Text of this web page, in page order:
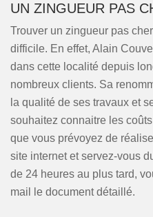
UN ZINGUEUR PAS
Trouver un zingueur pas
difficile. En effet, Alain
dans cette localité depuis
nombreux clients. Sa
la qualité de ses travaux et
souhaitez connaitre les
que vous prévoyez de
site internet et servez-vous
de 24 heures au plus tard,
mail le document détaillé.